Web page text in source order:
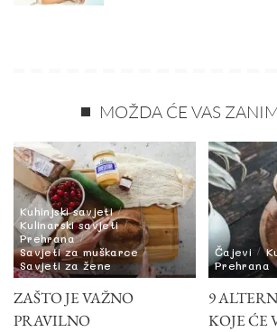
MOŽDA ĆE VAS
Kuhinjski savjeti
Kulinarski savjeti
Prehrana
Savjeti za muškarce
Savjeti za žene
ZAŠTO JE VAŽNO
PRAVILNO
Čajevi
Prehrana
9
KOJE ĆE